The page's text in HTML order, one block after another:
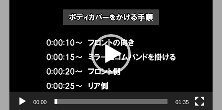
00:00 01:35